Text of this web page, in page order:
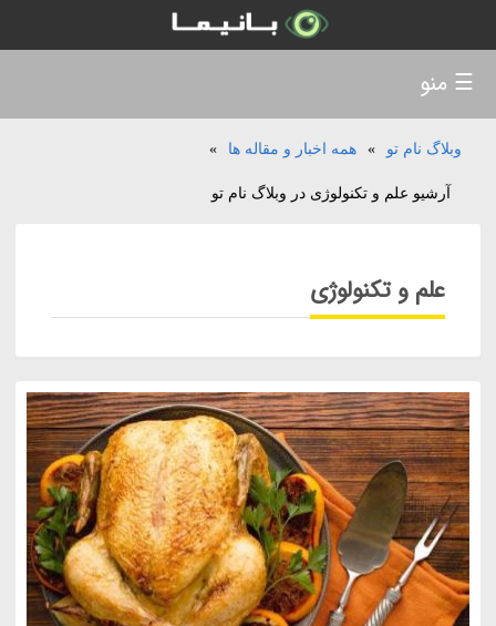
وبلاگ نام تو » همه اخبار و مقاله ها »
آرشیو علم و تکنولوژی در وبلاگ نام تو
علم و تکنولوژی
☰ منو